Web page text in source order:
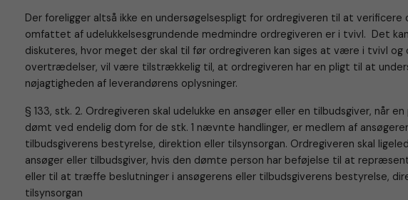
Der foreligger altså ikke en undersøgelsespligt for ordregiveren til at verificere
omfattet af udelukkelsesgrundende medmindre ordregiveren er i tvivl. Det
diskuteres, hvor meget der skal til før ordregiveren kan siges at være i tvivl og
overtrædelser, vil være tilstrækkelig til, at ordregiveren har en pligt til at
nøjagtigheden af leverandørens oplysninger.
§ 133, stk. 2. Ordregiveren skal udelukke en ansøger eller en tilbudsgiver, når
dømt ved endelig dom for de stk. 1 nævnte handlinger, er medlem af
tilbudsgiverens bestyrelse, direktion eller tilsynsorgan. Ordregiveren skal
ansøger eller tilbudsgiver, hvis den dømte person har beføjelse til at
eller til at træffe beslutninger i ansøgerens eller tilbudsgiverens bestyrelse,
tilsynsorgan